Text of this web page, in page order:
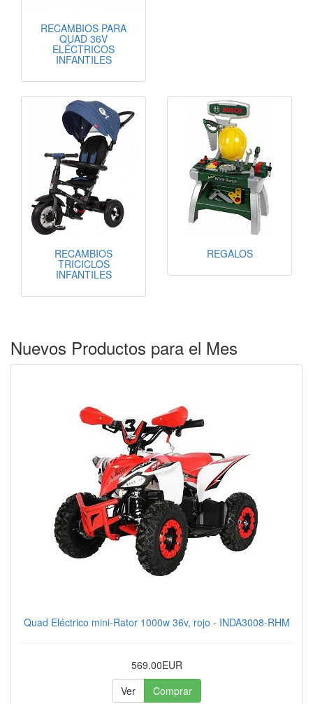
RECAMBIOS PARA
QUAD 36V
ELÉCTRICOS
INFANTILES
RECAMBIOS
TRICICLOS
INFANTILES
REGALOS
Nuevos Productos para el Mes
Quad Eléctrico mini-Rator 1000w 36v, rojo - INDA3008-RHM
569.00EUR
Ver
Comprar